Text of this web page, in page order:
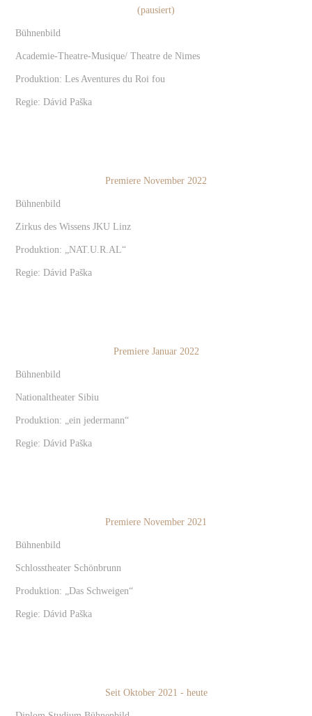
(pausiert)
Bühnenbild
Academie-Theatre-Musique/ Theatre de Nimes
Produktion: Les Aventures du Roi fou
Regie: Dávid Paška
Premiere November 2022
Bühnenbild
Zirkus des Wissens JKU Linz
Produktion: „NAT.U.R.AL“
Regie: Dávid Paška
Premiere Januar 2022
Bühnenbild
Nationaltheater Sibiu
Produktion: „ein jedermann“
Regie: Dávid Paška
Premiere November 2021
Bühnenbild
Schlosstheater Schönbrunn
Produktion: „Das Schweigen“
Regie: Dávid Paška
Seit Oktober 2021 - heute